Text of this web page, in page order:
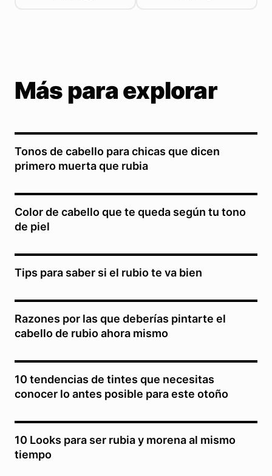
Más para explorar
Tonos de cabello para chicas que dicen
primero muerta que rubia
Color de cabello que te queda según tu tono
de piel
Tips para saber si el rubio te va bien
Razones por las que deberías pintarte el
cabello de rubio ahora mismo
10 tendencias de tintes que necesitas
conocer lo antes posible para este otoño
10 Looks para ser rubia y morena al mismo
tiempo